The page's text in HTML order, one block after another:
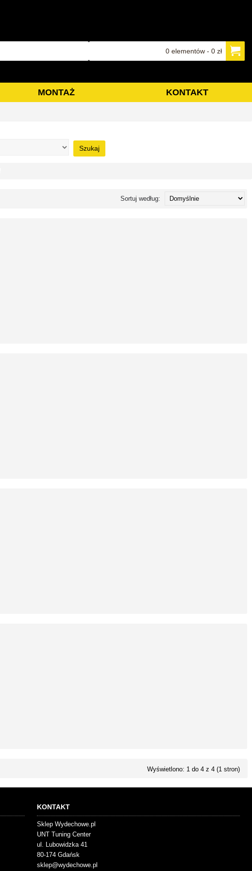
0 elementów - 0 zł
MONTAŻ KONTAKT
Szukaj
Sortuj według:
Wyświetlono: 1 do 4 z 4 (1 stron)
KONTAKT
Sklep Wydechowe.pl
UNT Tuning Center
ul. Lubowidzka 41
80-174 Gdańsk
sklep@wydechowe.pl